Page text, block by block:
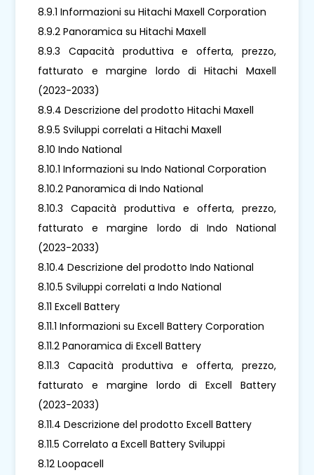
8.9.1 Informazioni su Hitachi Maxell Corporation
8.9.2 Panoramica su Hitachi Maxell
8.9.3 Capacità produttiva e offerta, prezzo,
fatturato e margine lordo di Hitachi Maxell
(2023-2033)
8.9.4 Descrizione del prodotto Hitachi Maxell
8.9.5 Sviluppi correlati a Hitachi Maxell
8.10 Indo National
8.10.1 Informazioni su Indo National Corporation
8.10.2 Panoramica di Indo National
8.10.3 Capacità produttiva e offerta, prezzo,
fatturato e margine lordo di Indo National
(2023-2033)
8.10.4 Descrizione del prodotto Indo National
8.10.5 Sviluppi correlati a Indo National
8.11 Excell Battery
8.11.1 Informazioni su Excell Battery Corporation
8.11.2 Panoramica di Excell Battery
8.11.3 Capacità produttiva e offerta, prezzo,
fatturato e margine lordo di Excell Battery
(2023-2033)
8.11.4 Descrizione del prodotto Excell Battery
8.11.5 Correlato a Excell Battery Sviluppi
8.12 Loopacell